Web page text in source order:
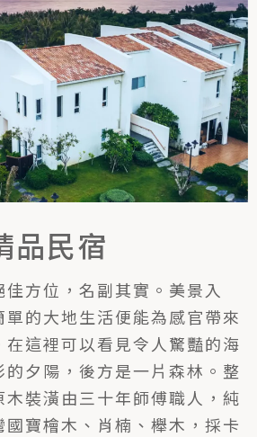
品民宿
方位，名副其實。美景入
的大地生活便能為感官帶來
這裡可以看見令人驚豔的海
夕陽，後方是一片森林。整
裝潢由三十年師傅職人，純
寶檜木、肖楠、櫸木，採卡